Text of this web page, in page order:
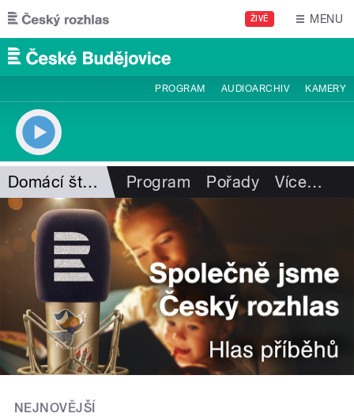
Přejít k hlavnímu obsahu
ŽIVĚ MENU
PROGRAM AUDIOARCHIV KAMERY
Domácí štěstí I. Hüttnerové Program Pořady Více…
NEJNOVĚJŠÍ